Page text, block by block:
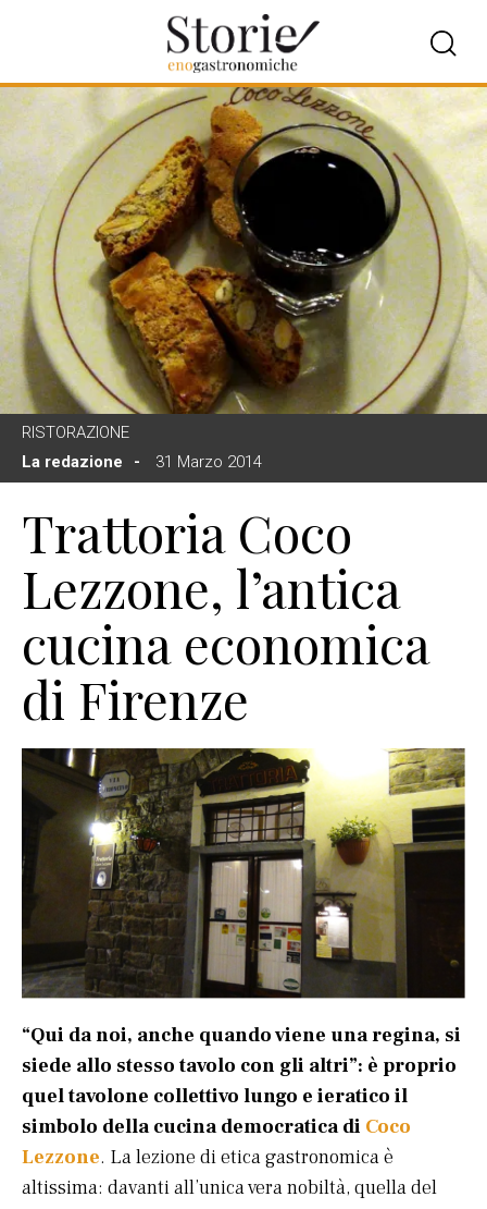
RISTORAZIONE
La redazione
31 Marzo 2014
Trattoria Coco
Lezzone, l’antica
cucina economica
di Firenze
“Qui da noi, anche quando viene una regina, si
siede allo stesso tavolo con gli altri”: è proprio
quel tavolone collettivo lungo e ieratico il
simbolo della cucina democratica di Coco
Lezzone. La lezione di etica gastronomica è
altissima: davanti all’unica vera nobiltà, quella del